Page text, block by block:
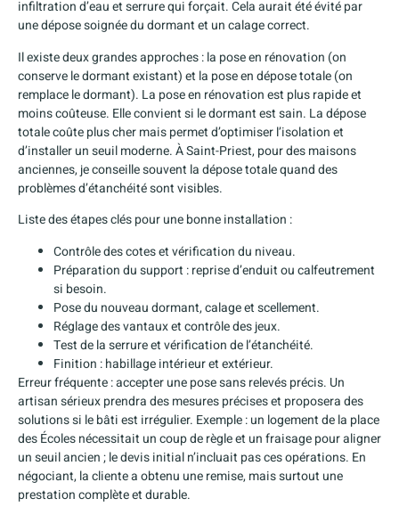
infiltration d’eau et serrure qui forçait. Cela aurait été évité par
une dépose soignée du dormant et un calage correct.
Il existe deux grandes approches : la pose en rénovation (on
conserve le dormant existant) et la pose en dépose totale (on
remplace le dormant). La pose en rénovation est plus rapide et
moins coûteuse. Elle convient si le dormant est sain. La dépose
totale coûte plus cher mais permet d’optimiser l’isolation et
d’installer un seuil moderne. À Saint-Priest, pour des maisons
anciennes, je conseille souvent la dépose totale quand des
problèmes d’étanchéité sont visibles.
Liste des étapes clés pour une bonne installation :
Contrôle des cotes et vérification du niveau.
Préparation du support : reprise d’enduit ou calfeutrement
si besoin.
Pose du nouveau dormant, calage et scellement.
Réglage des vantaux et contrôle des jeux.
Test de la serrure et vérification de l’étanchéité.
Finition : habillage intérieur et extérieur.
Erreur fréquente : accepter une pose sans relevés précis. Un
artisan sérieux prendra des mesures précises et proposera des
solutions si le bâti est irrégulier. Exemple : un logement de la place
des Écoles nécessitait un coup de règle et un fraisage pour aligner
un seuil ancien ; le devis initial n’incluait pas ces opérations. En
négociant, la cliente a obtenu une remise, mais surtout une
prestation complète et durable.